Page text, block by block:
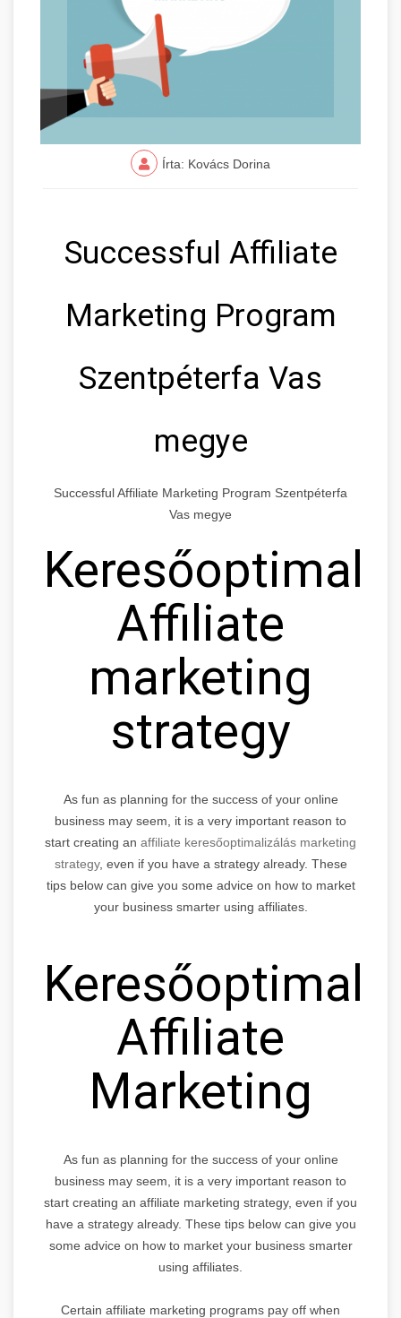
Írta: Kovács Dorina
Successful Affiliate
Marketing Program
Szentpéterfa Vas
megye
Successful Affiliate Marketing Program Szentpéterfa
Vas megye
Affiliate
marketing
strategy
As fun as planning for the success of your online
business may seem, it is a very important reason to
start creating an affiliate keresőoptimalizálás marketing
strategy, even if you have a strategy already. These
tips below can give you some advice on how to market
your business smarter using affiliates.
Affiliate
Marketing
As fun as planning for the success of your online
business may seem, it is a very important reason to
start creating an affiliate marketing strategy, even if you
have a strategy already. These tips below can give you
some advice on how to market your business smarter
using affiliates.
Certain affiliate marketing programs pay off when